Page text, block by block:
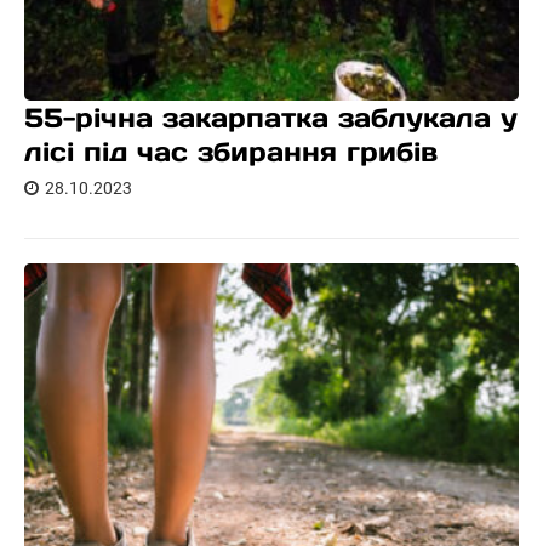
55-річна закарпатка заблукала у
лісі під час збирання грибів
28.10.2023